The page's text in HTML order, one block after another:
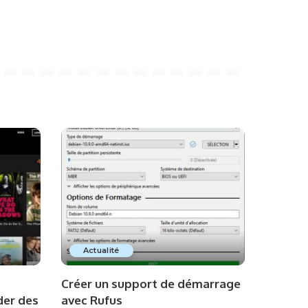
des
Actualité
Créer un support de démarrage
avec Rufus